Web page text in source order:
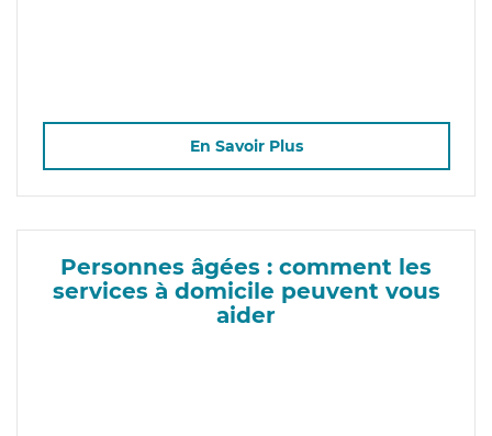
En Savoir Plus
Personnes âgées : comment les
services à domicile peuvent vous
aider